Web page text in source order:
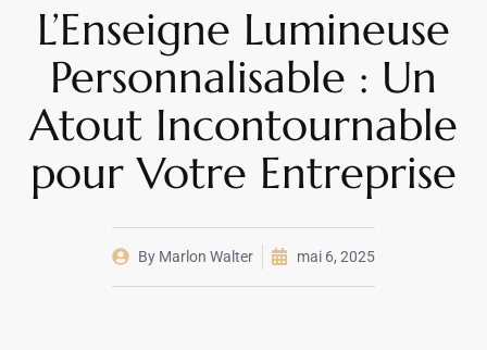
L’Enseigne Lumineuse
Personnalisable : Un
Atout Incontournable
pour Votre Entreprise
By Marlon Walter mai 6, 2025